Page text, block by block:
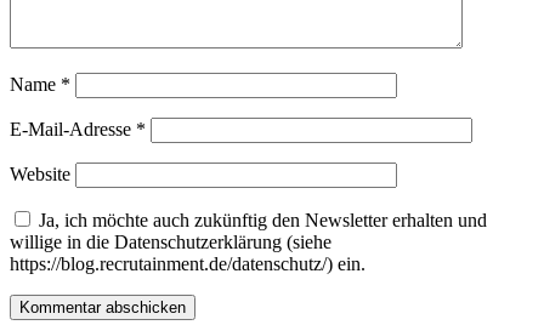
Name *
E-Mail-Adresse *
Website
Ja, ich möchte auch zukünftig den Newsletter erhalten und
willige in die Datenschutzerklärung (siehe
https://blog.recrutainment.de/datenschutz/) ein.